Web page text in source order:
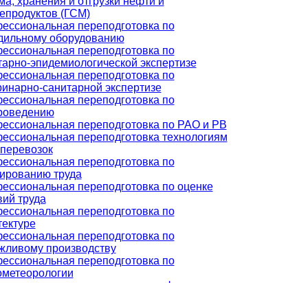
(ГСМ)
переподготовка по
оборудованию
переподготовка по
эпидемиологической экспертизе
переподготовка по
санитарной экспертизе
переподготовка по
переподготовка по РАО и РВ
переподготовка технологиям
переподготовка по
труда
переподготовка по оценке
труда
переподготовка по
переподготовка по
производству
переподготовка по